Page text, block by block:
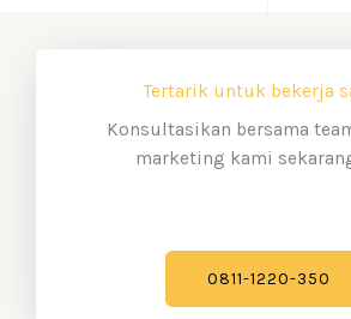
Tertarik untuk bekerja
Konsultasikan bersama
marketing kami
0811-1220-350